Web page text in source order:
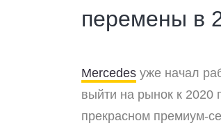
перемены в
Mercedes уже начал
выйти на рынок к
прекрасном премиум-